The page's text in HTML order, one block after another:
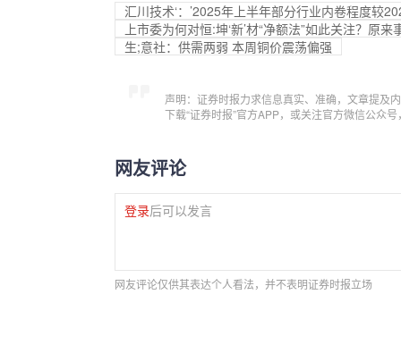
汇川技术‘：’2025年上半年部分行业内卷程度较
上市委为何对恒:坤‘新’材“净额法”如此关注？原来
生;意社：供需两弱 本周铜价震荡偏强
声明：证券时报力求信息真实、准确，文章提及
下载“证券时报”官方APP，或关注官方微信公众
网友评论
登录后可以发言
网友评论仅供其表达个人看法，并不表明证券时报立场